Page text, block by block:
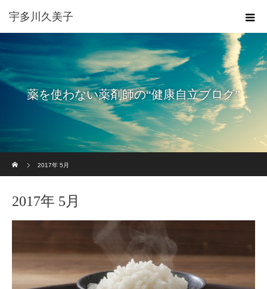
宇多川久美子
薬を使わない薬剤師の“健康自立ブログ”
2017年 5月
2017年 5月